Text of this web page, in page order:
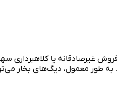
غیرصادقانه یا
معمول، دیگ‌های بخار